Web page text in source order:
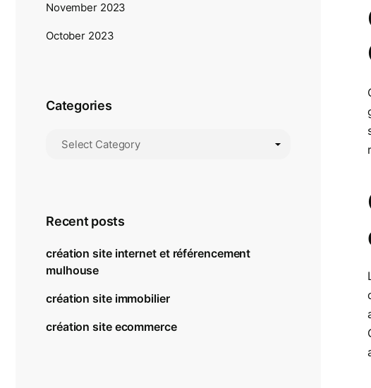
November 2023
October 2023
Categories
Recent posts
création site internet et référencement
mulhouse
création site immobilier
création site ecommerce